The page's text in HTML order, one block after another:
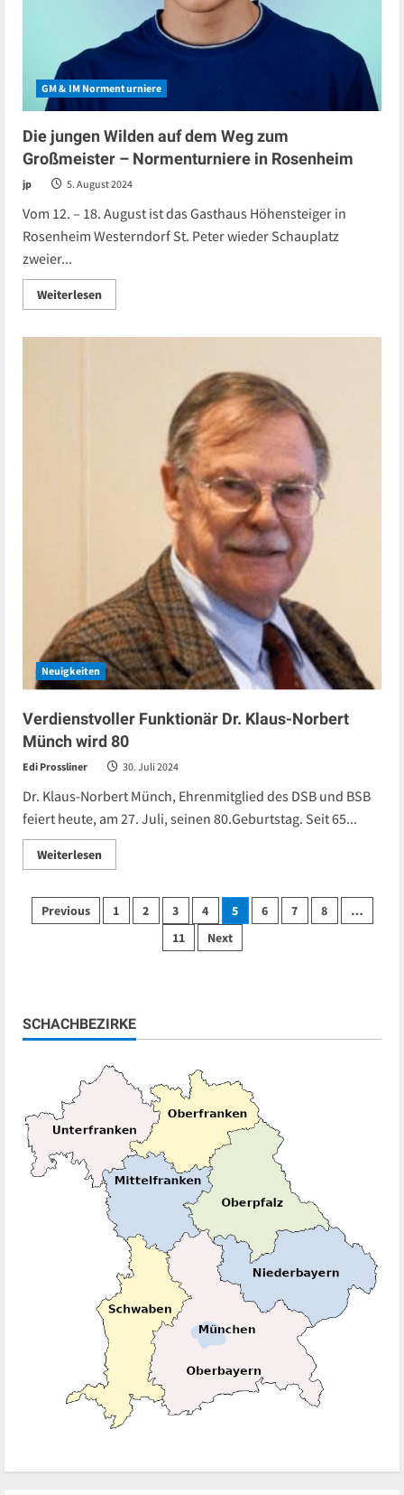
GM & IM Normenturniere
Die jungen Wilden auf dem Weg zum
Großmeister – Normenturniere in Rosenheim
jp 5. August 2024
Vom 12. – 18. August ist das Gasthaus Höhensteiger in
Rosenheim Westerndorf St. Peter wieder Schauplatz
zweier...
WeiterlesenRead
more
Großmeister
Normenturniere
Rosenheim
Neuigkeiten
Verdienstvoller Funktionär Dr. Klaus-Norbert
Münch wird 80
Edi Prossliner 30. Juli 2024
Dr. Klaus-Norbert Münch, Ehrenmitglied des DSB und BSB
feiert heute, am 27. Juli, seinen 80.Geburtstag. Seit 65...
WeiterlesenRead
more
Funktionär
Dr.
Klaus-
Seitennummerierung
Previous 1 2 3 4 5 6 7 8
…
11
Next
SCHACHBEZIRKE